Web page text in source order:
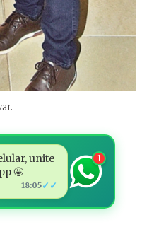
unite
🤩
18:05✓✓
1